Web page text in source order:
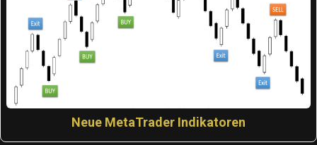
Neue MetaTrader Indikatoren